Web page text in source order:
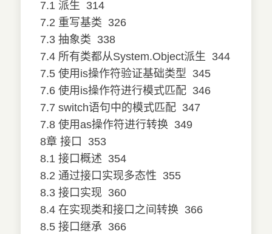
7.1 派生 314
7.2 重写基类 326
7.3 抽象类 338
7.4 所有类都从System.Object派生 344
7.5 使用is操作符验证基础类型 345
7.6 使用is操作符进行模式匹配 346
7.7 switch语句中的模式匹配 347
7.8 使用as操作符进行转换 349
8章 接口
353
8.1 接口概述 354
8.2 通过接口实现多态性 355
8.3 接口实现 360
8.4 在实现类和接口之间转换 366
8.5 接口继承 366